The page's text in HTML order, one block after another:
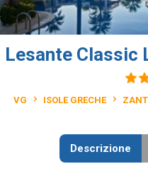
Lesante Classic
VG ISOLE GRECHE
Descrizione